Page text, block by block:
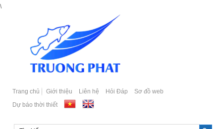
\
Trang chủ Giới thiệu Liên hệ Hỏi Đáp
Sơ đồ web
Dự báo thời thiết